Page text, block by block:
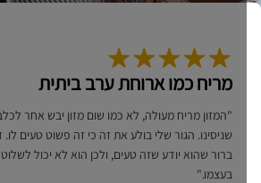
מריח כמו ארוחת ערב ביתית
"המזון מריח מעולה, לא כמו שום מזון יבש אחר לכלבים
שניסינו. הגור שלי בולע את זה כי זה פשוט טעים לו. זה
ברור שהוא יודע שזה טעים, ולכן הוא לא יכול לשלוט
בעצמו."